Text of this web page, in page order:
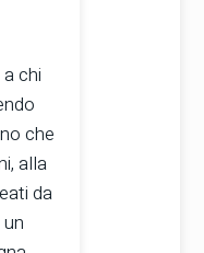
chi
che
alla
da